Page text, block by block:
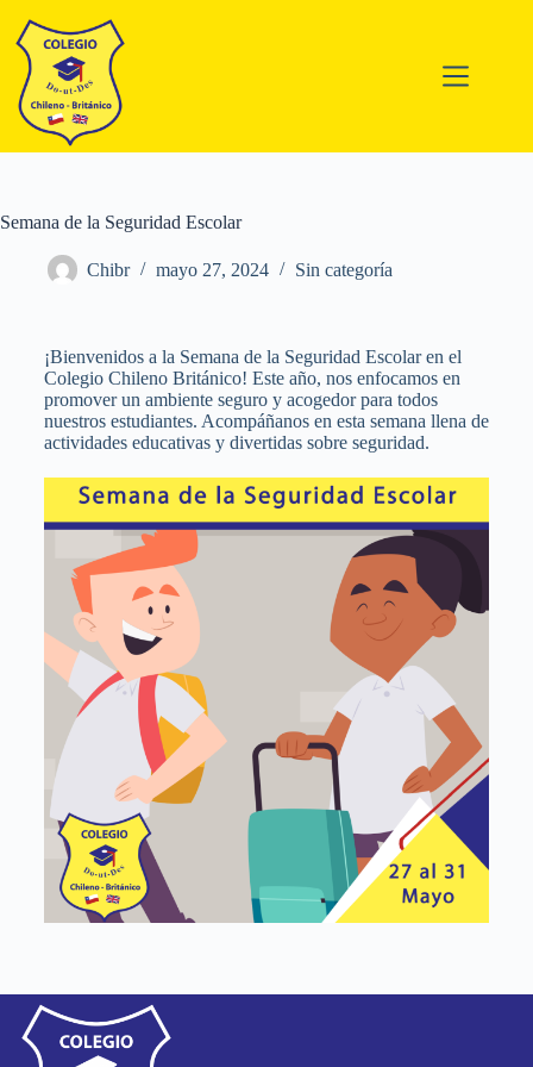
Semana de la Seguridad Escolar
Chibr mayo 27, 2024 Sin categoría
¡Bienvenidos a la Semana de la Seguridad Escolar en el
Colegio Chileno Británico! Este año, nos enfocamos en
promover un ambiente seguro y acogedor para todos
nuestros estudiantes. Acompáñanos en esta semana llena de
actividades educativas y divertidas sobre seguridad.